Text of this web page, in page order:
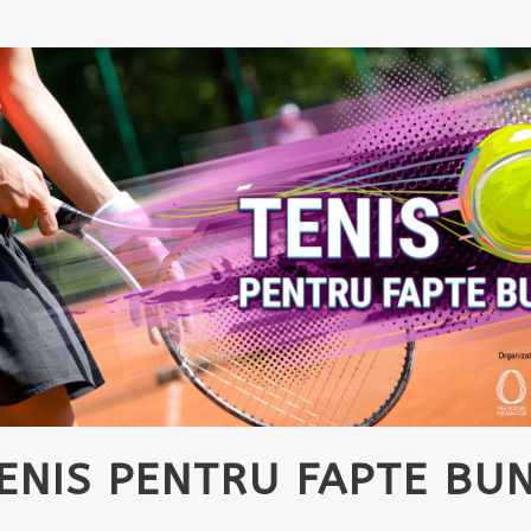
PENTRU FAPTE